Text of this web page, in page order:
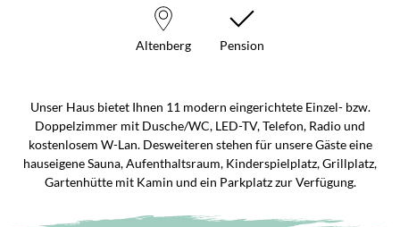
Altenberg Pension
Unser Haus bietet Ihnen 11 modern eingerichtete Einzel- bzw.
Doppelzimmer mit Dusche/WC, LED-TV, Telefon, Radio und
kostenlosem W-Lan. Desweiteren stehen für unsere Gäste eine
hauseigene Sauna, Aufenthaltsraum, Kinderspielplatz, Grillplatz,
Gartenhütte mit Kamin und ein Parkplatz zur Verfügung.